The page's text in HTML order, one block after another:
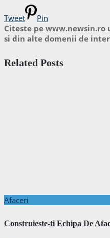
Tweet
Pin
Citeste pe
si din alte domenii de
Related Posts
Afaceri
Construieste-ti Echipa De